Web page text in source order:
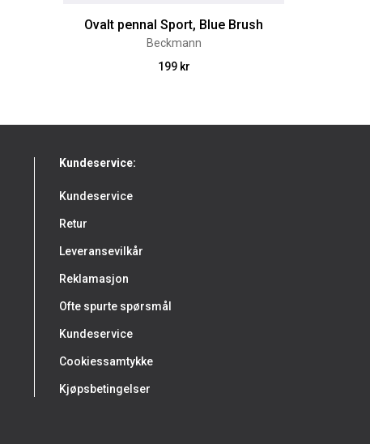
Ovalt pennal Sport, Blue Brush
Beckmann
199 kr
Kundeservice:
Kundeservice
Retur
Leveransevilkår
Reklamasjon
Ofte spurte spørsmål
Kundeservice
Cookiessamtykke
Kjøpsbetingelser